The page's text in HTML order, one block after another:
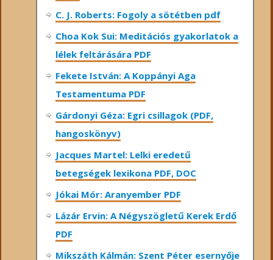
C. J. Roberts: Fogoly a sötétben pdf
Choa Kok Sui: Meditációs gyakorlatok a
lélek feltárására PDF
Fekete István: A Koppányi Aga
Testamentuma PDF
Gárdonyi Géza: Egri csillagok (PDF,
hangoskönyv)
Jacques Martel: Lelki eredetű
betegségek lexikona PDF, DOC
Jókai Mór: Aranyember PDF
Lázár Ervin: A Négyszögletű Kerek Erdő
PDF
Mikszáth Kálmán: Szent Péter esernyője